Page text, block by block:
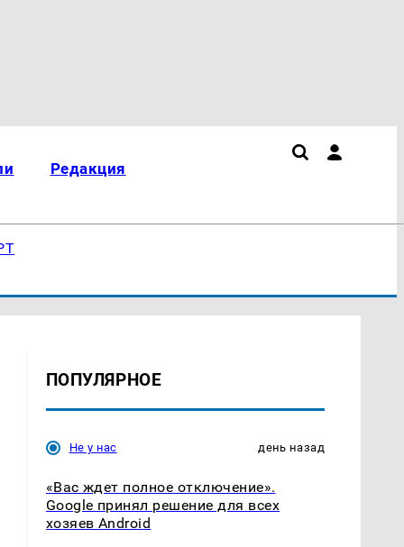
Редакция
ПОПУЛЯРНОЕ
Не у нас день назад
«Вас ждет полное отключение».
Google принял решение для всех
хозяев Android